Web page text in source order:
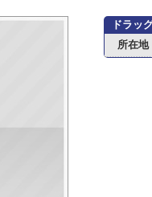
ドラッ
所在地